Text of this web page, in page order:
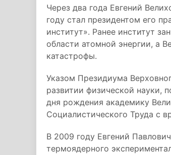
Через два года Евгений
году стал президентом его
институт». Ранее институт
области атомной энергии, а
катастрофы.
Указом Президиума
развитии физической науки,
дня рождения академику
Социалистического Труда с
В 2009 году Евгений
термоядерного